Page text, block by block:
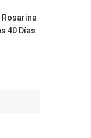
Rosarina
40 Días